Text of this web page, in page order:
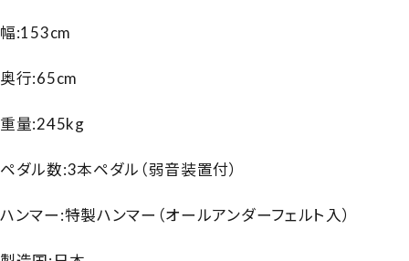
幅:153cm
奥行:65cm
重量:245kg
ペダル数:3本ペダル（弱音装置付）
ハンマー:特製ハンマー（オールアンダーフェルト入）